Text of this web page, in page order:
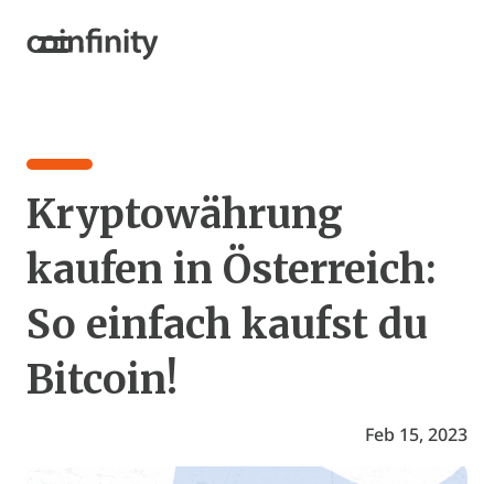
Kryptowährung
kaufen in Österreich:
So einfach kaufst du
Bitcoin!
Feb 15, 2023